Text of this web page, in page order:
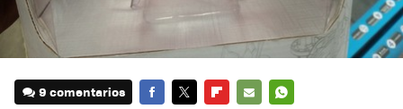
9 comentarios